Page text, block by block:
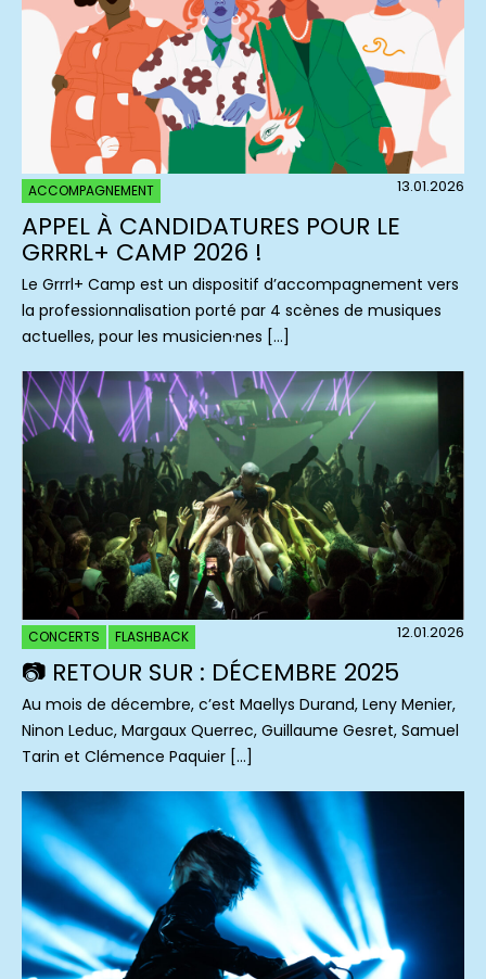
ACCOMPAGNEMENT 13.01.2026
APPEL À CANDIDATURES POUR LE
GRRRL+ CAMP 2026 !
Le Grrrl+ Camp est un dispositif d’accompagnement vers
la professionnalisation porté par 4 scènes de musiques
actuelles, pour les musicien·nes […]
CONCERTS FLASHBACK 12.01.2026
📷 RETOUR SUR : DÉCEMBRE 2025
Au mois de décembre, c’est Maellys Durand, Leny Menier,
Ninon Leduc, Margaux Querrec, Guillaume Gesret, Samuel
Tarin et Clémence Paquier […]